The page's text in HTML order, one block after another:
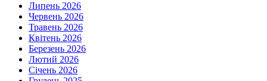
Липень 2026
Червень 2026
Травень 2026
Квітень 2026
Березень 2026
Лютий 2026
Січень 2026